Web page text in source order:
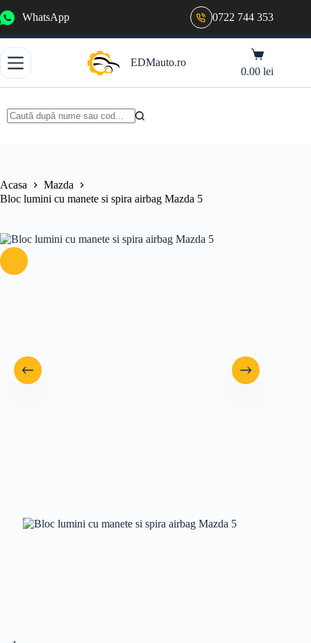
la
WhatsApp 0722 744 353
EDMauto.ro
Coș
de
cumpărături
0.00lei
Acasa
Mazda
Bloc lumini cu manete si spira airbag Mazda 5